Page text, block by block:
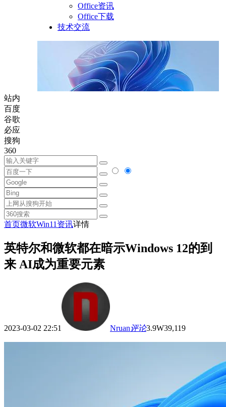
Office资讯
Office下载
技术交流
站内
百度
谷歌
必应
搜狗
360
首页微软Win11资讯详情
英特尔和微软都在暗示Windows 12的到
来 AI成为重要元素
2023-03-02 22:51 Nruan评论3.9W39,119